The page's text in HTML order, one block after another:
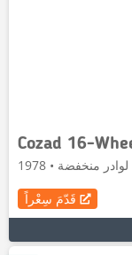
قَدّمَ سِعْراً